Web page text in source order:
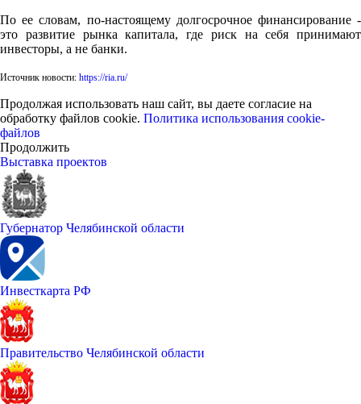
По ее словам, по-настоящему долгосрочное финансирование -
это развитие рынка капитала, где риск на себя принимают
инвесторы, а не банки.
Источник новости: https://ria.ru/
Продолжая использовать наш сайт, вы даете согласие на
обработку файлов cookie. Политика использования cookie-
файлов
Продолжить
Выставка проектов
Губернатор Челябинской области
Инвесткарта РФ
Правительство Челябинской области